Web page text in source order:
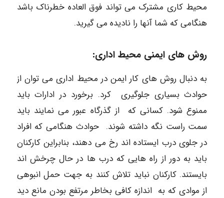
محیط کاری مشترک می تواند فوق العاده خطرناک باشد
هنگامی که شما آنها را نادیده می گیرید.
روش های ایمنی محیط اداری:
به دنبال روش های کار ایمن در محیط اداری می توان از
حوادث بسیاری جلوگیری کرد. برخورد در ادارات باید
ممنوع شود. کسانی که از گذرگاه عبور می نمایند باید
سمت راست نگه داشته شوند. حوادث هنگامی که افراد
در جلوی درب ایستاده اند رخ می دهند، بنابراین کارکنان
باید به دور از راه هایی که درب ها در حال چرخش اند
بایستند. کارکنان نباید تلاش کنند به جهت حمل انبوهی
از موادی که به اندازه کافی بخاطر مرتفع بودن مانع دید